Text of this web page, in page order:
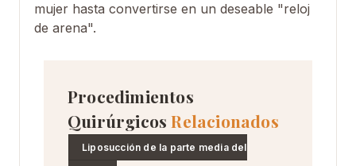
mujer hasta convertirse en un deseable "reloj
de arena".
Procedimientos
Quirúrgicos Relacionados
Liposucción de la parte media del